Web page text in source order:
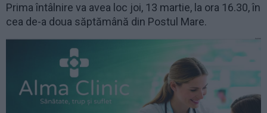
Prima întâlnire va avea loc joi, 13 martie, la ora 16.30, în
cea de-a doua săptămână din Postul Mare.